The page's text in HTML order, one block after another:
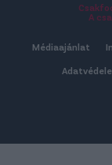
A
Médiaajánlat